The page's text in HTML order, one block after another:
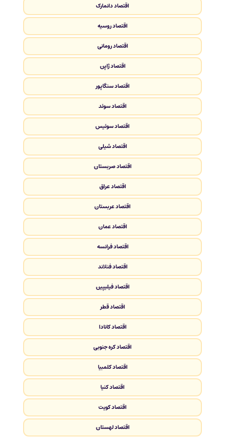
اقتصاد دانمارک
اقتصاد روسیه
اقتصاد رومانی
اقتصاد ژاپن
اقتصاد سنگاپور
اقتصاد سوئد
اقتصاد سوئیس
اقتصاد شیلی
اقتصاد صربستان
اقتصاد عراق
اقتصاد عربستان
اقتصاد عمان
اقتصاد فرانسه
اقتصاد فنلاند
اقتصاد فیلیپین
اقتصاد قطر
اقتصاد کانادا
اقتصاد کره جنوبی
اقتصاد کلمبیا
اقتصاد کنیا
اقتصاد کویت
اقتصاد لهستان